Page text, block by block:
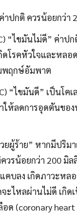
าปกติ ควรน้อยกว่า
“ไขมันไม่ดี” ค่าป
โรคหัวใจและหลอ
พฤกษ์อัมพาต
“ไขมันดี” เป็นโค
ให้ลดการอุดตันขอ
ผู้ร้าย” หากมีปริม
วรน้อยกว่า 200 มิ
บลง เกิดภาวะหล
ะไหลผ่านไม่ดี เกิ
ด (coronary heart